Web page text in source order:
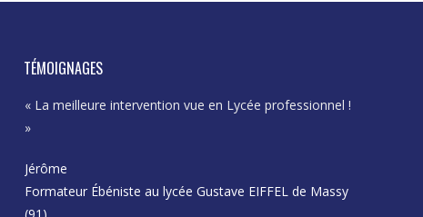
TÉMOIGNAGES
« La meilleure intervention vue en Lycée professionnel !
»
Jérôme
Formateur Ébéniste au lycée Gustave EIFFEL de Massy
(91)